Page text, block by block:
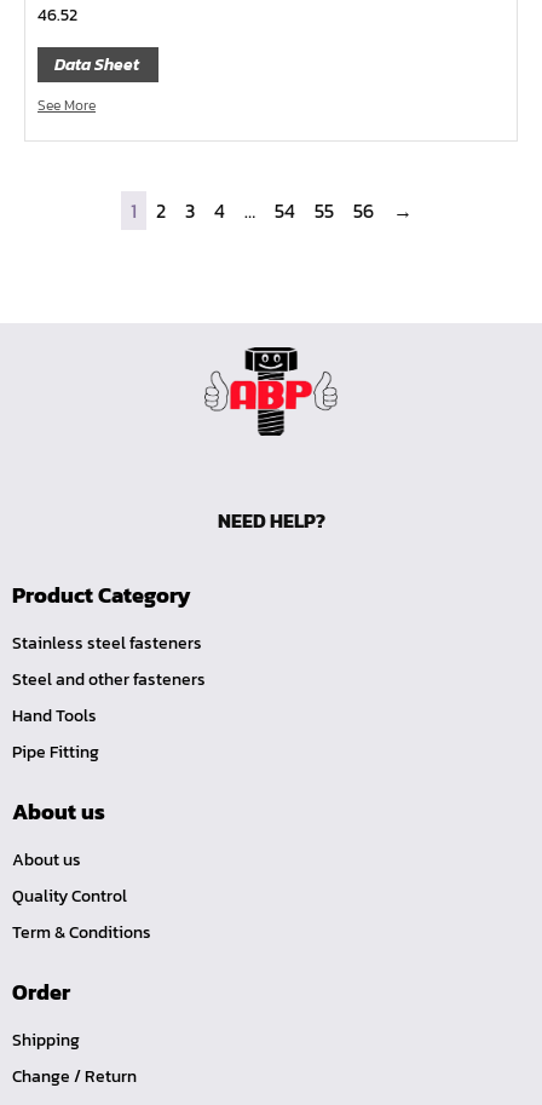
ไขควงอิเลคโทรนิค
ไขควงหัวบ๊อกซ์
ไขควงท๊อกซ์-มีรู
ไขควงท๊อกซ์
ไขควงแฉก-Pozi
ดอกไขควงตอก 7/16"
สามทางเกลียวในทองเหลือง (SI)
ลดเหลี่ยมทองเหลือง (LO)
ปลั๊กอุดทองเหลือง (P)
นิปเปิ้ลทองเหลืองเกลียวใน (NI)
นิปเปิ้ลทองเหลืองเกลียวนอก (NO)
ข้อต่อตรงเสียบสาย (TS)
นิปเปิ้ลทองเหลืองเกลียวใน-นอก (NOI)
ข้อต่อเกลียวนอกเสียบสาย (TO)
TOOL-คอปเปอร์-SM
TOOL-คอปเปอร์-SF
TOOL-คอปเปอร์-PM
TOOL-คอปเปอร์-PH
46.52
Data Sheet
See More
1 2 3 4 … 54 55 56 →
NEED HELP?
Product Category
Stainless steel fasteners
Steel and other fasteners
Hand Tools
Pipe Fitting
About us
About us
Quality Control
Term & Conditions
Order
Shipping
Change / Return